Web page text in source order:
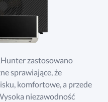
zastosowano
sprawiające, że
komfortowe, a przede
niezawodność